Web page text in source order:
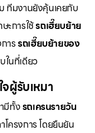
ทีมงานยังคุ้นเคยกับ
ะการใช้รถเฮี๊ยบย้าย
ารรถเฮี๊ยบย้ายของ
ในที่เดียว
ผู้รับเหมา
มีทั้งรถเครนรายวัน
โครงการ โดยยืนยัน